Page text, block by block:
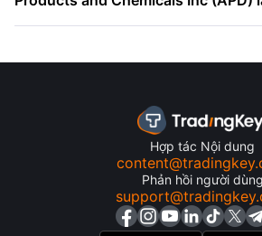
Hợp tác Nội dung
Phản hồi người dùng